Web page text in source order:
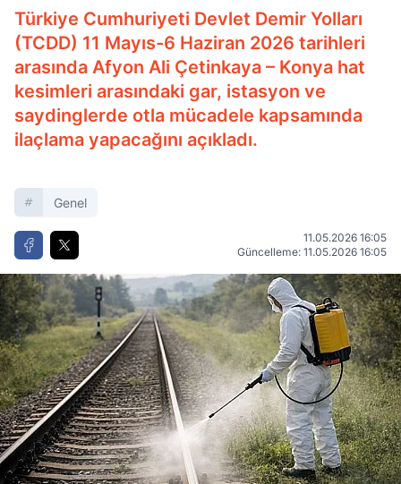
Türkiye Cumhuriyeti Devlet Demir Yolları
(TCDD) 11 Mayıs-6 Haziran 2026 tarihleri
arasında Afyon Ali Çetinkaya – Konya hat
kesimleri arasındaki gar, istasyon ve
saydinglerde otla mücadele kapsamında
ilaçlama yapacağını açıkladı.
Genel
11.05.2026 16:05
Güncelleme: 11.05.2026 16:05